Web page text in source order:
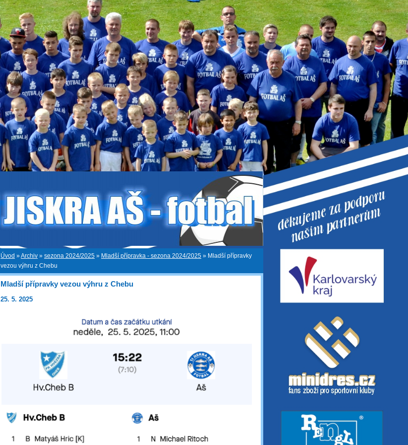
Úvod »Archiv » sezona 2024/2025 » Mladší přípravka - sezona 2024/2025 » Mladší přípravky
vezou výhru z Chebu
Mladší přípravky vezou výhru z Chebu
25. 5. 2025